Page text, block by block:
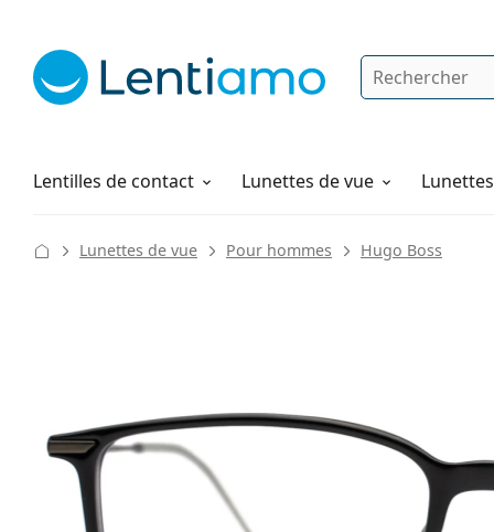
Rechercher
Lentilles de contact
Solutions Lunettes de vue
Comment commander
Lunettes de vue Pour hommes Hugo Boss
145 mm
Largeur des verres